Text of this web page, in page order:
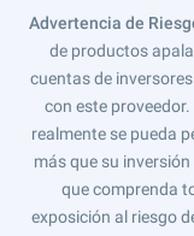
Advertencia de
de productos
cuentas de
con este
realmente se pueda
más que su
que comprenda
exposición al riesgo